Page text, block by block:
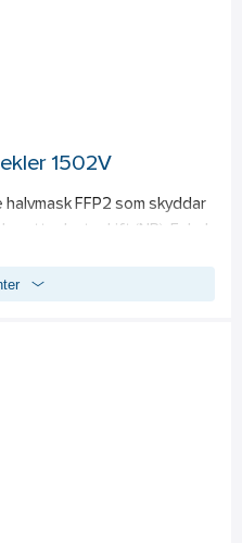
1502V
FFP2 som skyddar
ett arbetsskift (NR). Enkel
komfortabel användning.
- även för personer
Överensstämmer
2016/425. Dolomittestad.